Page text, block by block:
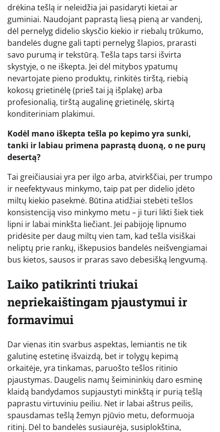
drėkina tešlą ir neleidžia jai pasidaryti kietai ar
guminiai. Naudojant paprastą liesą pieną ar vandenį,
dėl pernelyg didelio skysčio kiekio ir riebalų trūkumo,
bandelės dugne gali tapti pernelyg šlapios, prarasti
savo purumą ir tekstūrą. Tešla taps tarsi išvirta
skystyje, o ne iškepta. Jei dėl mitybos ypatumų
nevartojate pieno produktų, rinkitės tirštą, riebią
kokosų grietinėlę (prieš tai ją išplakę) arba
profesionalią, tirštą augalinę grietinėlę, skirtą
konditeriniam plakimui.
Kodėl mano iškepta tešla po kepimo yra sunki,
tanki ir labiau primena paprastą duoną, o ne purų
desertą?
Tai greičiausiai yra per ilgo arba, atvirkščiai, per trumpo
ir neefektyvaus minkymo, taip pat per didelio įdėto
miltų kiekio pasekmė. Būtina atidžiai stebėti tešlos
konsistenciją viso minkymo metu – ji turi likti šiek tiek
lipni ir labai minkšta liečiant. Jei pabijoję lipnumo
pridėsite per daug miltų vien tam, kad tešla visiškai
neliptų prie rankų, iškepusios bandelės neišvengiamai
bus kietos, sausos ir praras savo debesišką lengvumą.
Laiko patikrinti triukai
nepriekaištingam pjaustymui ir
formavimui
Dar vienas itin svarbus aspektas, lemiantis ne tik
galutinę estetinę išvaizdą, bet ir tolygų kepimą
orkaitėje, yra tinkamas, paruošto tešlos ritinio
pjaustymas. Daugelis namų šeimininkių daro esminę
klaidą bandydamos supjaustyti minkštą ir purią tešlą
paprastu virtuviniu peiliu. Net ir labai aštrus peilis,
spausdamas tešlą žemyn pjūvio metu, deformuoja
ritinį. Dėl to bandelės susiaurėja, susiplokština,